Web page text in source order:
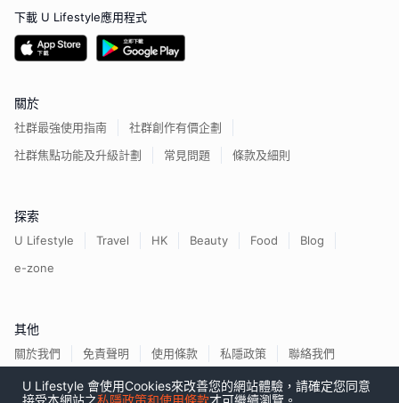
下載 U Lifestyle應用程式
關於
社群最強使用指南
社群創作有價企劃
社群焦點功能及升級計劃
常見問題 條款及細則
探索
U Lifestyle Travel HK Beauty Food
Blog
e-zone
其他
關於我們 免責聲明 使用條款 私隱政策 聯絡我們
U Lifestyle 會使用Cookies來改善您的網站體驗，請確定您同意
接受本網站之私隱政策和使用條款才可繼續瀏覽。